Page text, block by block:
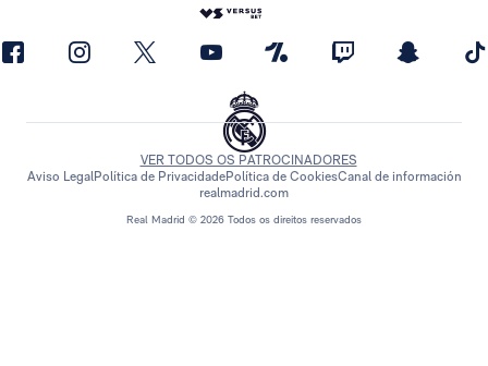
Real Madrid © 2026 Todos os direitos reservados
VER TODOS OS PATROCINADORES
Aviso LegalPolítica de PrivacidadePolítica de CookiesCanal de información
realmadrid.com